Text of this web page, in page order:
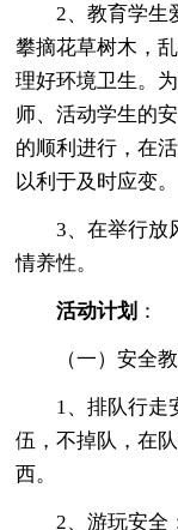
2、教育学生
攀摘花草树木，
理好环境卫生。
师、活动学生的
的顺利进行，在
以利于及时应变。
3、在举行放
情养性。
活动计划 ：
（一）安全
1、排队行走
伍，不掉队，在
西。
2、游玩安全